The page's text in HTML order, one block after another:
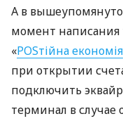
А в
момент написания
«POSтійна економія
при открытии
подключить
терминал в случае